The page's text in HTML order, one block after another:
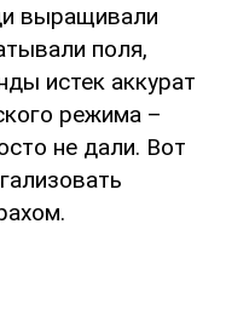
выращивали
поля,
истек аккурат
режима –
не дали. Вот